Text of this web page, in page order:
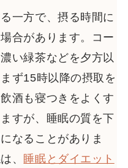
一方で、摂る時間に
合があります。コー
い緑茶などを夕方以
ず15時以降の摂取を
酒も寝つきをよくす
すが、睡眠の質を下
なることがありま
、 睡眠とダイエット